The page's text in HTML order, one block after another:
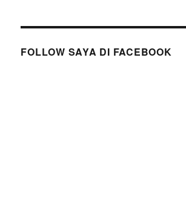
FOLLOW SAYA DI FACEBOOK